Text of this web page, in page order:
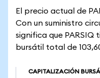
El precio actual de
Con un suministro
significa que
bursátil total de
CAPITALIZACIÓN